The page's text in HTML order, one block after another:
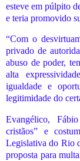
esteve em púlpito
e teria promovido
“Com o
privado de
abuso de poder,
alta
igualdade e
legitimidade do
Evangélico,
cristãos” e
Legislativa do Rio
proposta para